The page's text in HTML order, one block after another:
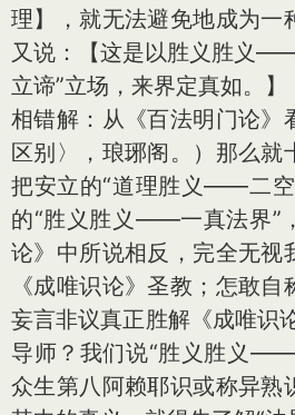
理】，就无法避免地成为一
又说：【这是以胜义胜义
立谛”立场，来界定真如。
相错解：从《百法明门论》
区别〉，琅琊阁。）那么就
把安立的“道理胜义——二空
的“胜义胜义——一真法界”
论》中所说相反，完全无视
《成唯识论》圣教；怎敢自
妄言非议真正胜解《成唯识
导师？我们说“胜义胜义
众生第八阿赖耶识或称异熟